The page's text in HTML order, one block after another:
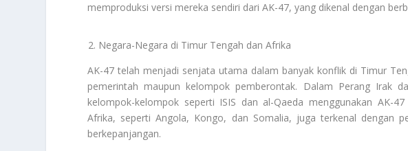
memproduksi versi mereka sendiri dari AK-47, yang dikenal dengan
Negara-Negara di Timur Tengah dan Afrika
AK-47 telah menjadi senjata utama dalam banyak konflik di Timur
pemerintah maupun kelompok pemberontak. Dalam Perang Irak
kelompok-kelompok seperti ISIS dan al-Qaeda menggunakan AK-
Afrika, seperti Angola, Kongo, dan Somalia, juga terkenal dengan
berkepanjangan.